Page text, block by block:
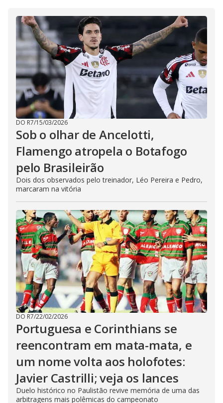
DO R7/15/03/2026
Sob o olhar de Ancelotti,
Flamengo atropela o Botafogo
pelo Brasileirão
Dois dos observados pelo treinador, Léo Pereira e Pedro,
marcaram na vitória
DO R7/22/02/2026
Portuguesa e Corinthians se
reencontram em mata-mata, e
um nome volta aos holofotes:
Javier Castrilli; veja os lances
Duelo histórico no Paulistão revive memória de uma das
arbitragens mais polêmicas do campeonato